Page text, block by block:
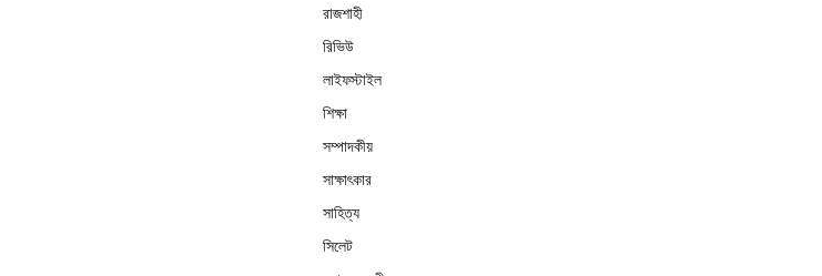
রাজশাহী
রিভিউ
লাইফস্টাইল
শিক্ষা
সম্পাদকীয়
সাক্ষাৎকার
সাহিত্য
সিলেট